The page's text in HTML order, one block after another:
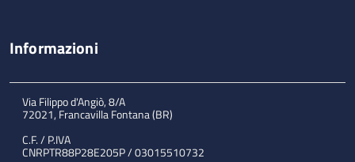
Informazioni
Via Filippo d'Angiò, 8/A
72021, Francavilla Fontana (BR)
C.F. / P.IVA
CNRPTR88P28E205P / 03015510732